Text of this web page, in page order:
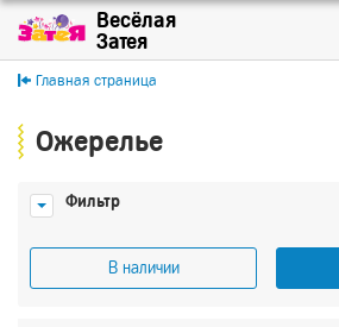
Главная страница
Ожерелье
Фильтр
В наличии